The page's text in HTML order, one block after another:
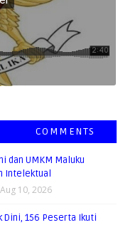
COMMENTS
dan UMKM Maluku
Intelektual
Aug 10, 2026
Dini, 156 Peserta Ikuti